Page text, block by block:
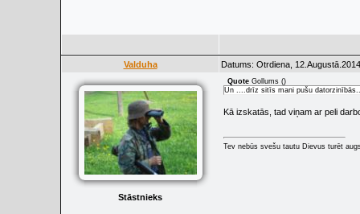
Valduha Datums: Otrdiena,
Stāstnieks
Quote Gollums ()
Un ....drīz sitīs mani pušu
Kā izskatās, tad viņam ar peli
Tev nebūs svešu tautu Dievus turēt